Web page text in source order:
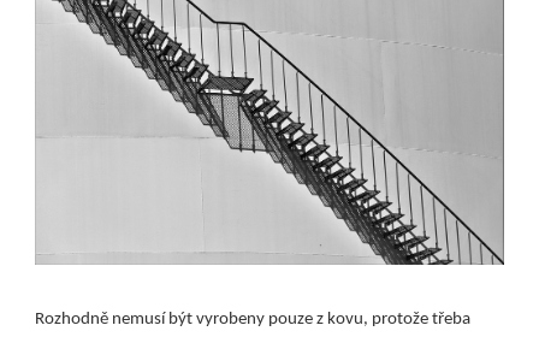
Rozhodně nemusí být vyrobeny pouze z kovu, protože třeba